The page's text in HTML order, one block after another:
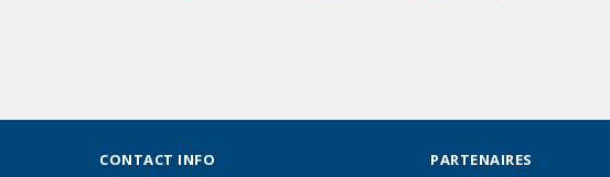
CONTACT INFO
PARTENAIRES